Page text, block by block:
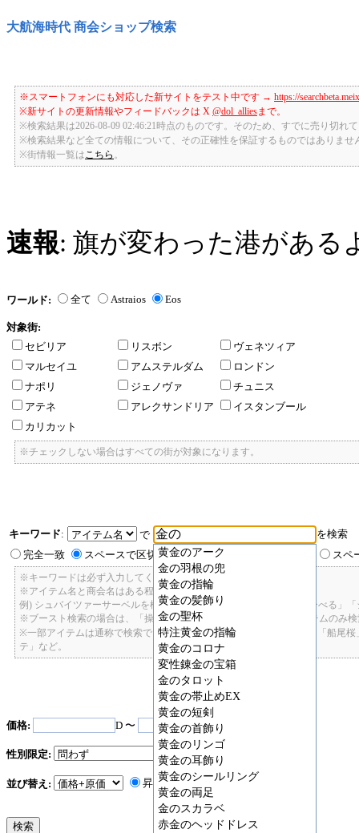
大航海時代 商会ショップ検索
※スマートフォンにも対応した新サイトをテスト中です → https://
※新サイトの更新情報やフィードバックは X @dol_alliesまで。
※検索結果は2026-08-09 02:46:21時点のものです。そのため、すでに売り切れ
※検索結果など全ての情報について、その正確性を保証するものではありませ
※街情報一覧は こちら
速報: 旗が変わった港がある
ワールド: 全て Astraios Eos
対象街:
セビリア
リスボン
ヴェネツィア
マルセイユ
アムステルダム
ロンドン
ナポリ
ジェノヴァ
チュニス
アテネ
アレクサンドリア
イスタンブール
カリカット
※チェックしない場合はすべての街が対象になります。
キーワード:
で
黄金のアーク
金の羽根の兜
黄金の指輪
黄金の髪飾り
金の聖杯
特注黄金の指輪
黄金のコロナ
変性錬金の宝箱
金のタロット
黄金の帯止めEX
黄金の短剣
黄金の首飾り
黄金のリンゴ
黄金の耳飾り
黄金のシールリング
黄金の両足
金のスカラベ
赤金のヘッドドレス
を検索
完全一致
スペースで区切ったキーワードのいずれかを含む スペ
※キーワードは必ず入力してください。
※アイテム名と商会名はある程度曖昧に検索できます。
例) シュバイツァーサーベルを検索したい場合: 「しゅばいつあーさーべる」
※ブースト検索の場合は、「操舵+2」で検索すると、操舵+2のアイテムのみ
※一部アイテムは通称で検索できます。「カテ1」「C1」「ロット1」「船尾
テ」など。
価格: D 〜 D
性別限定:
並び替え: 昇順 降順